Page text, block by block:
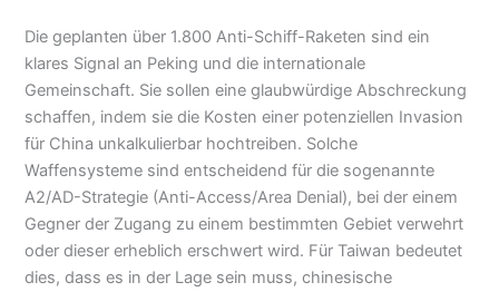
Die geplanten über 1.800 Anti-Schiff-Raketen sind ein
klares Signal an Peking und die internationale
Gemeinschaft. Sie sollen eine glaubwürdige Abschreckung
schaffen, indem sie die Kosten einer potenziellen Invasion
für China unkalkulierbar hochtreiben. Solche
Waffensysteme sind entscheidend für die sogenannte
A2/AD-Strategie (Anti-Access/Area Denial), bei der einem
Gegner der Zugang zu einem bestimmten Gebiet verwehrt
oder dieser erheblich erschwert wird. Für Taiwan bedeutet
dies, dass es in der Lage sein muss, chinesische